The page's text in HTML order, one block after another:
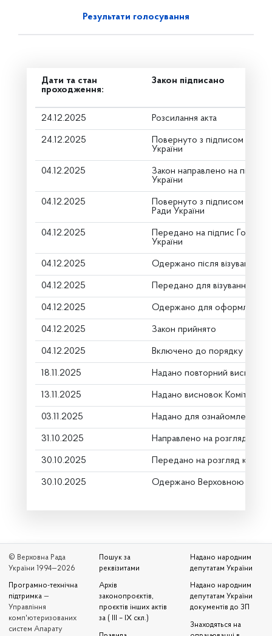
Результати голосування
Дати та стан
проходження:
Закон підписано
24.12.2025 Розсилання акта
24.12.2025
Повернуто з підписом від
України
04.12.2025
Закон направлено на підпис
України
04.12.2025
Повернуто з підписом
Ради України
04.12.2025
Передано на підпис Голові
України
04.12.2025 Одержано після візування
04.12.2025 Передано для візування в
04.12.2025 Одержано для оформлення
04.12.2025 Закон прийнято
04.12.2025 Включено до порядку
18.11.2025 Надано повторний висновок
13.11.2025 Надано висновок Комітету
03.11.2025 Надано для ознайомлення
31.10.2025 Направлено на розгляд
30.10.2025 Передано на розгляд
30.10.2025 Одержано Верховною Радою
© Верховна Рада
України 1994—2026
Програмно-технічна
підтримка —
Управління
комп'ютеризованих
систем Апарату
Пошук за
реквізитами
Архів
законопроєктів,
проєктів інших актів
за ( III – IX скл.)
Надано народним
депутатам України
Надано народним
депутатам України
документів до ЗП
Знаходяться на